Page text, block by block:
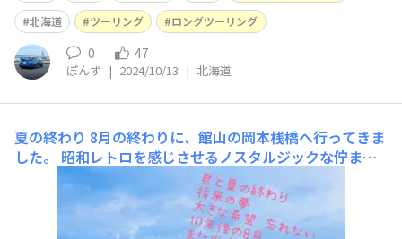
北海道
ツーリング ロングツーリング
0 47
ぽんず | 2024/10/13 | 北海道
夏の終わり 8月の終わりに、館山の岡本桟橋へ行ってきま
した。 昭和レトロを感じさせるノスタルジックな佇まい
が素敵なスポットです。 皆さんは海派ですか❓山派ですか
❓ 私は標高のある涼しい山が好きですが、暑くなければ波
の音に癒される海も良いですね。 まだまだ暑いですね。